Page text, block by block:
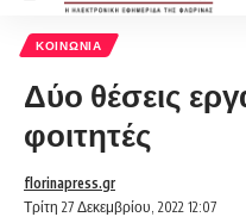
ΚΟΙΝΩΝΊΑ
Δύο θέσεις
φοιτητές
Τρίτη 27 Δεκεμβρίου, 2022 12:07
florinapress.gr